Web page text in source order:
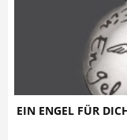
EIN ENGEL FÜR